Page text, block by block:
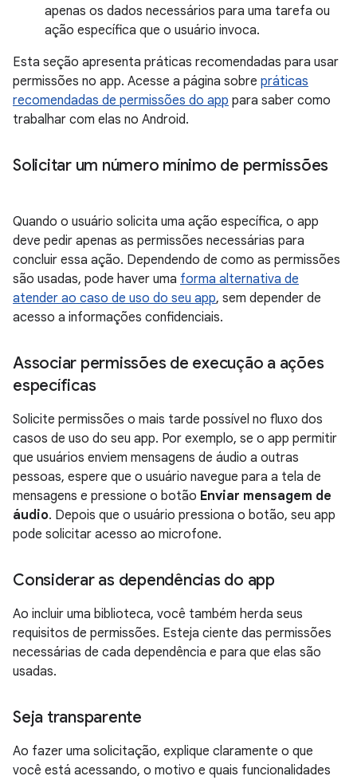
apenas os dados necessários para uma tarefa ou
ação específica que o usuário invoca.
Esta seção apresenta práticas recomendadas para usar
permissões no app. Acesse a página sobre práticas
recomendadas de permissões do app para saber como
trabalhar com elas no Android.
Solicitar um número mínimo de permissões
Quando o usuário solicita uma ação específica, o app
deve pedir apenas as permissões necessárias para
concluir essa ação. Dependendo de como as permissões
são usadas, pode haver uma forma alternativa de
atender ao caso de uso do seu app, sem depender de
acesso a informações confidenciais.
Associar permissões de execução a ações
específicas
Solicite permissões o mais tarde possível no fluxo dos
casos de uso do seu app. Por exemplo, se o app permitir
que usuários enviem mensagens de áudio a outras
pessoas, espere que o usuário navegue para a tela de
mensagens e pressione o botão Enviar mensagem de
áudio. Depois que o usuário pressiona o botão, seu app
pode solicitar acesso ao microfone.
Considerar as dependências do app
Ao incluir uma biblioteca, você também herda seus
requisitos de permissões. Esteja ciente das permissões
necessárias de cada dependência e para que elas são
usadas.
Seja transparente
Ao fazer uma solicitação, explique claramente o que
você está acessando, o motivo e quais funcionalidades